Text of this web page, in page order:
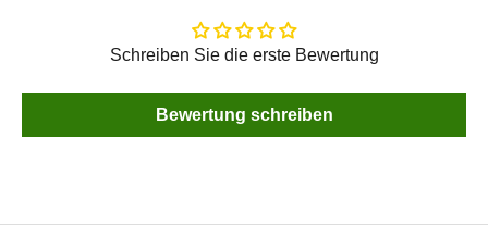
Schreiben Sie die erste Bewertung
Bewertung schreiben